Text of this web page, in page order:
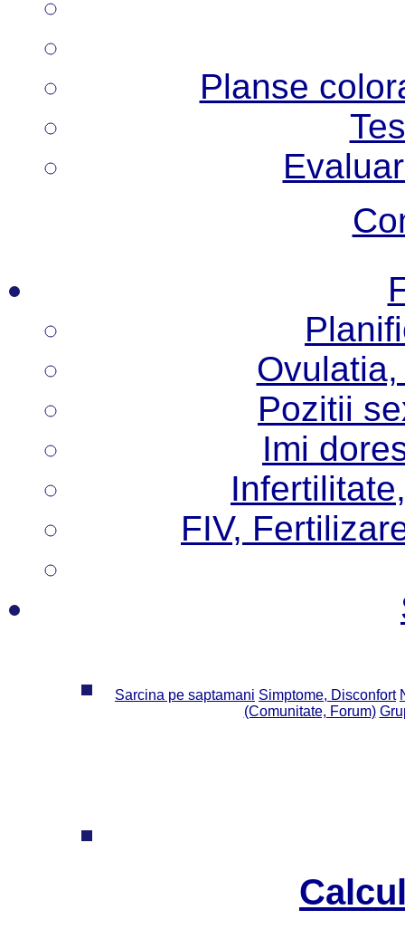
Planse
Pozitii
Imi
FIV,
Sarcina pe saptamani Simptome, Disconfort
(Comunitate, Forum)